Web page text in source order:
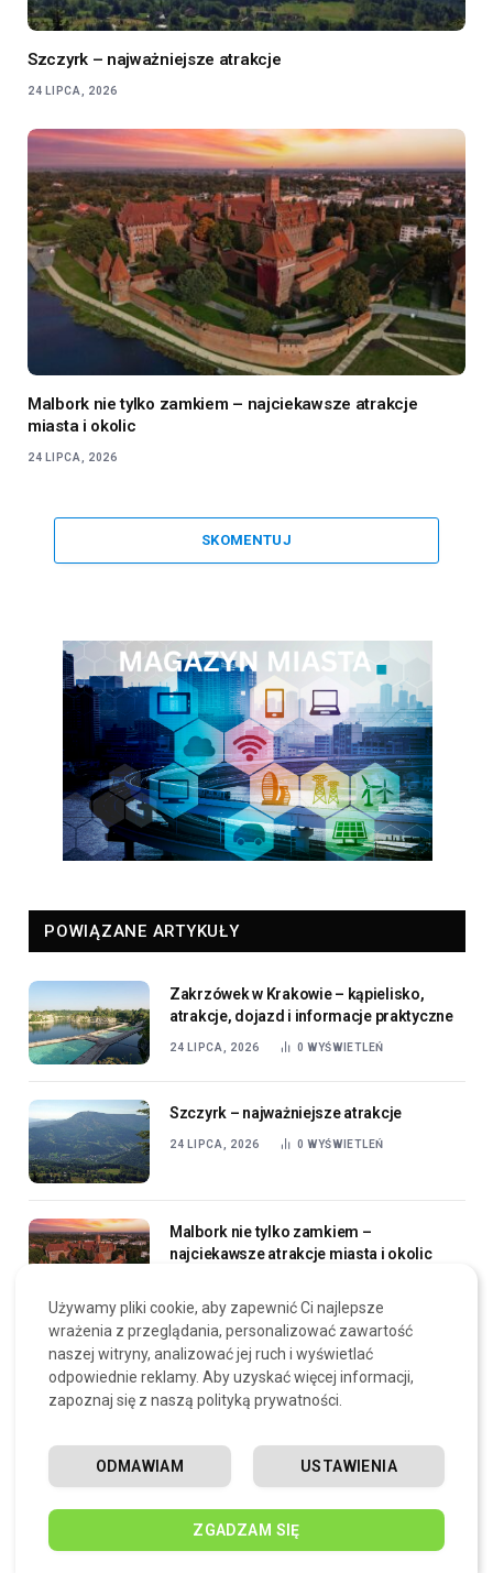
Szczyrk – najważniejsze atrakcje
24 LIPCA, 2026
Malbork nie tylko zamkiem – najciekawsze atrakcje
miasta i okolic
24 LIPCA, 2026
SKOMENTUJ
POWIĄZANE ARTYKUŁY
Zakrzówek w Krakowie – kąpielisko,
atrakcje, dojazd i informacje praktyczne
24 LIPCA, 2026 0 WYŚWIETLEŃ
Szczyrk – najważniejsze atrakcje
24 LIPCA, 2026 0 WYŚWIETLEŃ
Malbork nie tylko zamkiem –
najciekawsze atrakcje miasta i okolic
Wielka Sowa – szlaki idealne na
weekendowy wypad z Wrocławia
24 LIPCA, 2026 0WYŚWIETLEŃ
ZOBACZ RÓWNIEŻ
Używamy pliki cookie, aby zapewnić Ci najlepsze
wrażenia z przeglądania, personalizować zawartość
naszej witryny, analizować jej ruch i wyświetlać
odpowiednie reklamy. Aby uzyskać więcej informacji,
zapoznaj się z naszą polityką prywatności.
ZGADZAM SIĘ
USTAWIENIA
ODMAWIAM